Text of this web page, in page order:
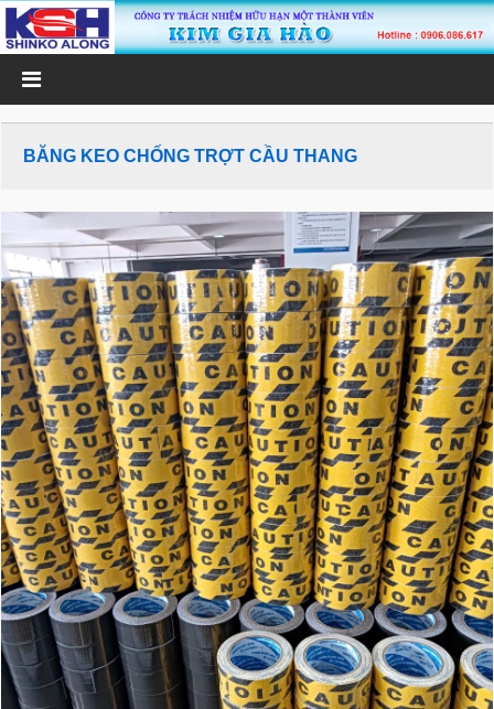
BĂNG KEO CHỐNG TRỢT CẦU THANG